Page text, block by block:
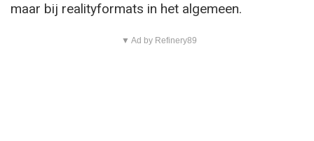
maar bij realityformats in het algemeen.
▼ Ad by Refinery89